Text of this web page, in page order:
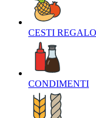
CESTI REGALO‎
CONDIMENTI‎